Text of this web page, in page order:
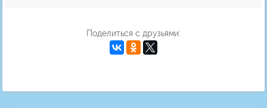
Поделиться с друзьями: